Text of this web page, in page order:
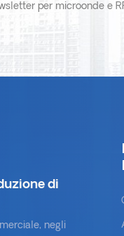
per microonde e
di
negli